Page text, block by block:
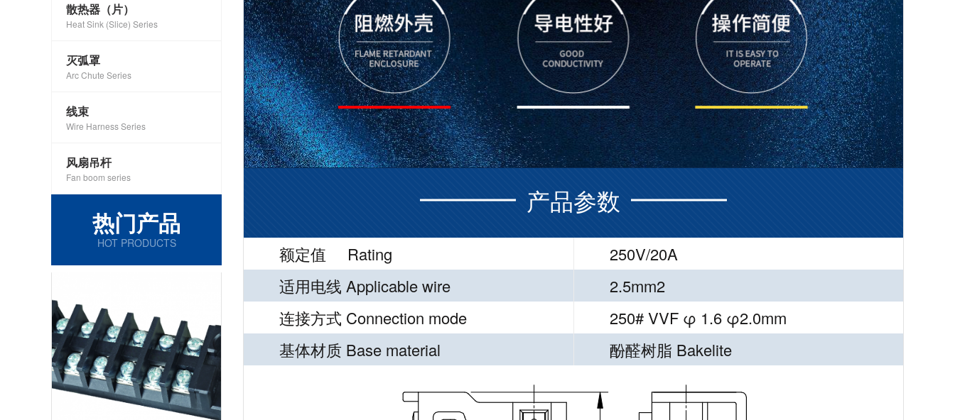
散热器（片）
Heat Sink (Slice) Series
灭弧罩
Arc Chute Series
线束
Wire Harness Series
风扇吊杆
Fan boom series
热门产品
HOT PRODUCTS
产品参数
额定值 Rating
250V/20A
适用电线 Applicable wire
2.5mm2
连接方式 Connection mode
250# VVF φ 1.6 φ2.0mm
基体材质 Base material
酚醛树脂 Bakelite